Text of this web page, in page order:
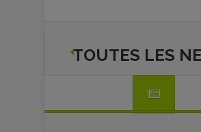
TOUTES LES